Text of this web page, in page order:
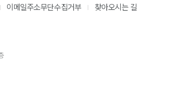
이메일주소무단수집거부
찾아오시는 길
롯데채용센터
부문